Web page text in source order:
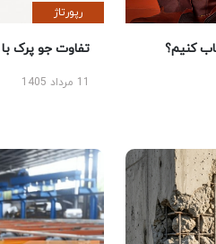
کنیم؟
رپورتاژ
تفاوت جو پرک